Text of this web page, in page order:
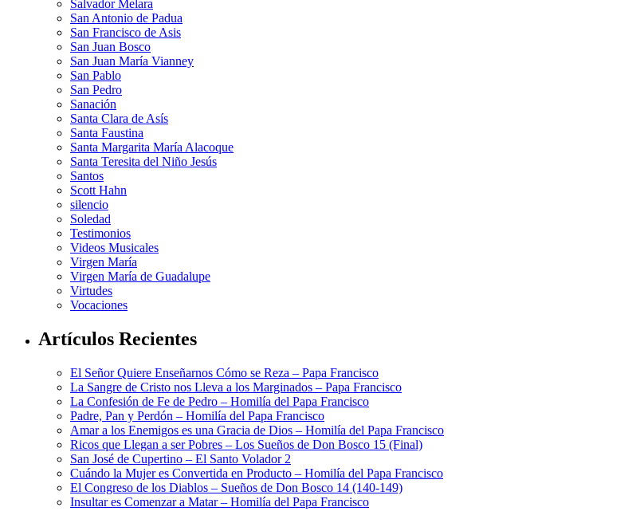
Salvador Melara
San Antonio de Padua
San Francisco de Asis
San Juan Bosco
San Juan María Vianney
San Pablo
San Pedro
Sanación
Santa Clara de Asís
Santa Faustina
Santa Margarita María Alacoque
Santa Teresita del Niño Jesús
Santos
Scott Hahn
silencio
Soledad
Testimonios
Videos Musicales
Virgen María
Virgen María de Guadalupe
Virtudes
Vocaciones
Artículos Recientes
El Señor Quiere Enseñarnos Cómo se Reza – Papa Francisco
La Sangre de Cristo nos Lleva a los Marginados – Papa Francisco
La Confesión de Fe de Pedro – Homilía del Papa Francisco
Padre, Pan y Perdón – Homilía del Papa Francisco
Amar a los Enemigos es una Gracia de Dios – Homilía del Papa Francisco
Ricos que Llegan a ser Pobres – Los Sueños de Don Bosco 15 (Final)
San José de Cupertino – El Santo Volador 2
Cuándo la Mujer es Convertida en Producto – Homilía del Papa Francisco
El Congreso de los Diablos – Sueños de Don Bosco 14 (140-149)
Insultar es Comenzar a Matar – Homilía del Papa Francisco